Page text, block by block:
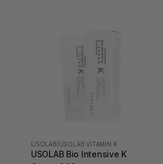
USOLAB USOLAB VITAMIN K
USOLAB Bio Intensive K